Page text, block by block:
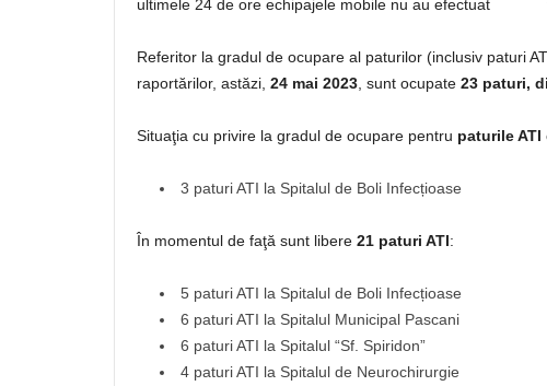
ultimele 24 de ore echipajele mobile nu au efectuat
Referitor la gradul de ocupare al paturilor (inclusiv paturi
raportărilor, astăzi, 24 mai 2023 , sunt ocupate 23 paturi,
Situaţia cu privire la gradul de ocupare pentru paturile ATI
3 paturi ATI la Spitalul de Boli Infecțioase
În momentul de faţă sunt libere 21 paturi ATI:
5 paturi ATI la Spitalul de Boli Infecțioase
6 paturi ATI la Spitalul Municipal Pascani
6 paturi ATI la Spitalul “Sf. Spiridon”
4 paturi ATI la Spitalul de Neurochirurgie